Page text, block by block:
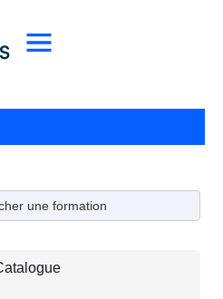
une formation